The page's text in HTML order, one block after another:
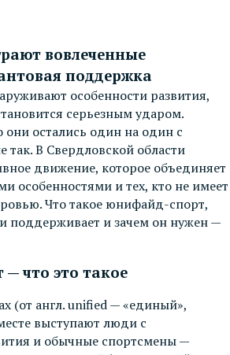
вовлеченные
поддержка
особенности развития,
серьезным ударом.
они остались один на один с
так. В Свердловской области
движение, которое объединяет
особенностями и тех, кто не имеет
Что такое юнифайд-спорт,
и поддерживает и зачем он нужен —
что это такое
(от англ. unified — «единый»,
выступают люди с
и обычные спортсмены —